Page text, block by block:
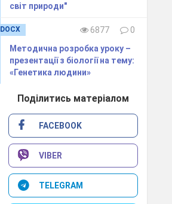
світ природи"
DOCX 6877
0
Методична розробка уроку –
презентації з біології на тему:
«Генетика людини»
Поділитись матеріалом
FACEBOOK
VIBER
TELEGRAM